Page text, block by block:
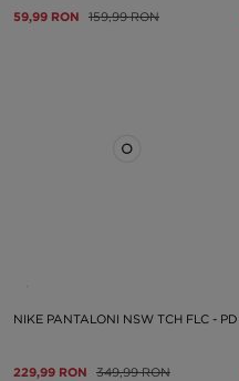
59,99 RON 159,99 RON
NIKE PANTALONI NSW TCH FLC - PD
229,99 RON 349,99 RON